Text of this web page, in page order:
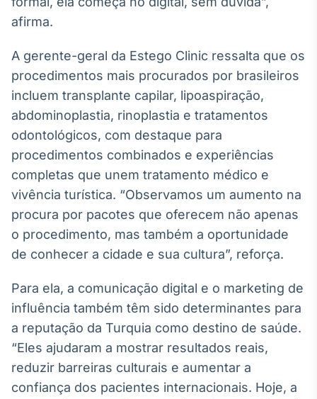
BroadFast
Em breve
Gestão de
Investimentos
Tokenização
de ativos
Em breve
afirma.
A gerente-geral da Estego Clinic ressalta que os
procedimentos mais procurados por brasileiros
incluem transplante capilar, lipoaspiração,
abdominoplastia, rinoplastia e tratamentos
odontológicos, com destaque para
procedimentos combinados e experiências
completas que unem tratamento médico e
vivência turística. “Observamos um aumento na
procura por pacotes que oferecem não apenas
o procedimento, mas também a oportunidade
de conhecer a cidade e sua cultura”, reforça.
Para ela, a comunicação digital e o marketing de
influência também têm sido determinantes para
a reputação da Turquia como destino de saúde.
“Eles ajudaram a mostrar resultados reais,
reduzir barreiras culturais e aumentar a
confiança dos pacientes internacionais. Hoje, a